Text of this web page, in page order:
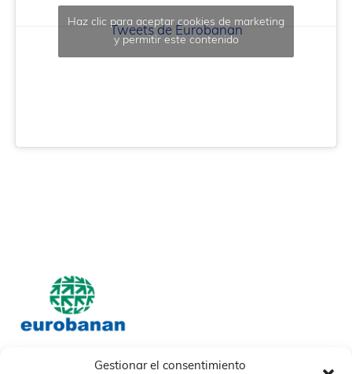
Gestionar el consentimiento
Tweets de Eurobanan
Haz clic para aceptar cookies de marketing
y permitir este contenido